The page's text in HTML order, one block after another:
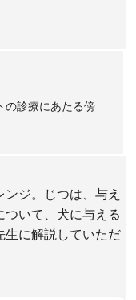
の診療にあたる傍
ジ。じつは、与え
いて、犬に与える
に解説していただ